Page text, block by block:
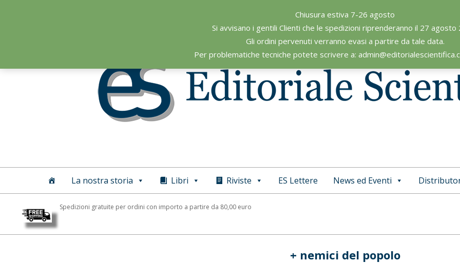
Chiusura estiva 7-26 agosto
Si avvisano i gentili Clienti che le spedizioni riprenderanno il 27 agosto
Gli ordini pervenuti verranno evasi a partire da tale data.
Per problematiche tecniche potete scrivere a:
Editoriale
Scientifica
Primary
La nostra storia Libri Riviste ES Lettere News ed Eventi
Spedizioni gratuite per ordini con importo a partire da 80,00 euro
+ nemici del popolo